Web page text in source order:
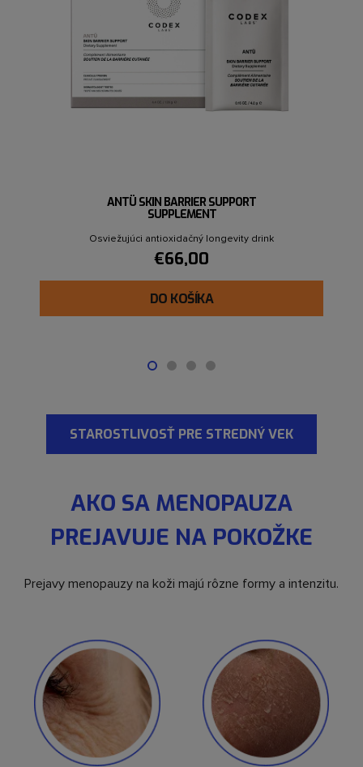
ANTÜ SKIN BARRIER SUPPORT
SUPPLEMENT
Osviežujúci antioxidačný longevity drink
€66,00
DO KOŠÍKA
STAROSTLIVOSŤ PRE STREDNÝ VEK
AKO SA MENOPAUZA
PREJAVUJE NA POKOŽKE
Prejavy menopauzy na koži majú rôzne formy a intenzitu.